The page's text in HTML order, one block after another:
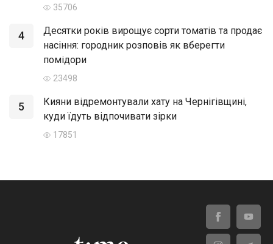
35706
4
Десятки років вирощує сорти томатів та продає
насіння: городник розповів як вберегти
помідори
23498
5
Кияни відремонтували хату на Чернігівщині,
куди їдуть відпочивати зірки
17851